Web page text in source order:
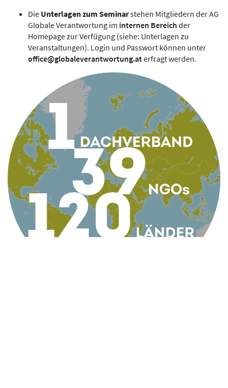
Die Unterlagen zum Seminarstehen Mitgliedern der AG
Globale Verantwortung im internen Bereich der
Homepage zur Verfügung (siehe: Unterlagen zu
Veranstaltungen). Login und Passwort können unter
office@globaleverantwortung.aterfragt werden.